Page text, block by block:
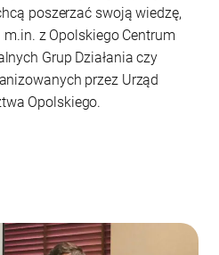
poszerzać swoją wiedzę,
z Opolskiego Centrum
Grup Działania czy
przez Urząd
Opolskiego.